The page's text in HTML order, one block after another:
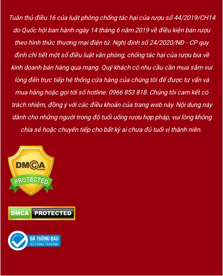
Tuân thủ điều 16 của luật phòng chống tác hại của rượu số 44/2019/CH14
do Quốc hội ban hành ngày 14 tháng 6 năm 2019 về điều kiện bán rượu
theo hình thức thương mại điện tử. Nghị định số 24/2020/NĐ - CP quy
định chi tiết một số điều luật văn phòng, chống tác hại của rượu bia về
kinh doanh bán hàng qua mạng. Quý khách có nhu cầu cần mua sắm vui
lòng đến trực tiếp hệ thống cửa hàng của chúng tôi để được tư vấn và
mua hàng hoặc gọi tới số hotline: 0966 853 818. Chúng tôi cam kết có
trách nhiệm, đồng ý với các điều khoản của trang web này. Nội dung này
dành cho những người trong độ tuổi uống rượu hợp pháp, vui lòng không
chia sẻ hoặc chuyển tiếp cho bất kỳ ai chưa đủ tuổi vị thành niên.